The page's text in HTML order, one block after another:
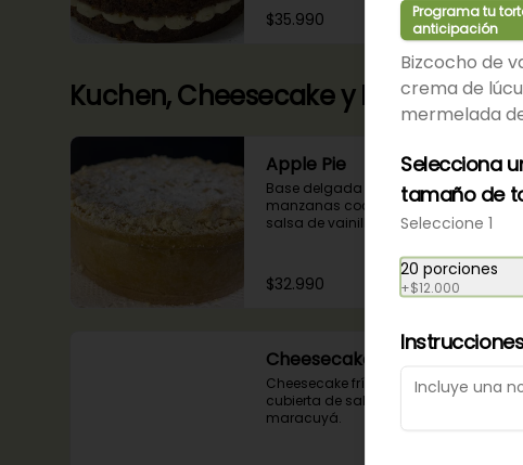
$35.990
Kuchen, Cheesecake y Pie
Apple Pie
Base delgada rellena de
manzanas cocidas en una
salsa de vainilla y canela con
$32.990
Cheesecake Maracuyá
Cheesecake frío de maracuyá y
cubierta de salsa de
maracuyá.
Programa tu
anticipación
Bizcocho de
crema de
mermelada
Selecciona
tamaño de
Seleccione 1
20 porciones
+$12.000